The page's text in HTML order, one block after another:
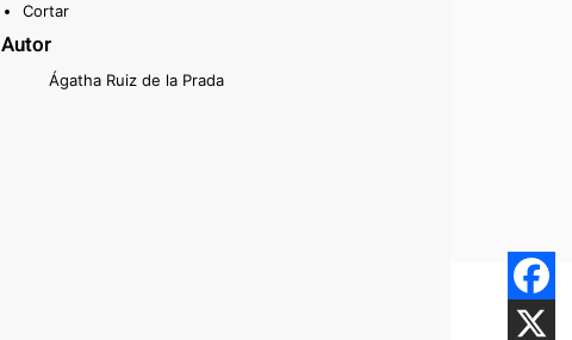
Cortar
Autor
Ágatha Ruiz de la Prada